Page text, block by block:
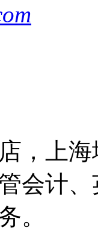
，上
会计
。